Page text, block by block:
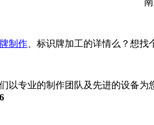
制作 、标识牌加工的详情么？想
以专业的制作团队及先进的设备